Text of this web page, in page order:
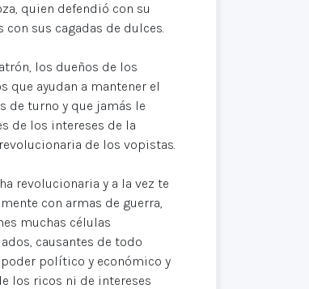
quien defendió con su
sus cagadas de dulces.
los dueños de los
que ayudan a mantener el
de turno y que jamás le
de los intereses de la
de los vopistas.
revolucionaria y a la vez te
con armas de guerra,
muchas células
causantes de todo
político y económico y
los ricos ni de intereses